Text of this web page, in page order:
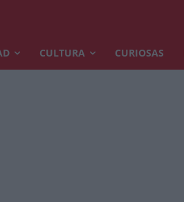
CULTURA CURIOSAS